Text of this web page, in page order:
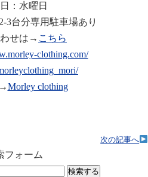
：水曜日
3台分専用駐車場あり
せは→ こちら
clothing.com/
Morley clothing
次の記事へ
フォーム